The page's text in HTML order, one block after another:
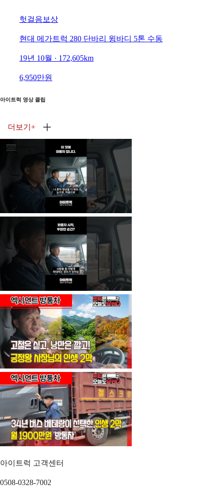
헛걸음보상
현대 메가트럭 280 단바리 윙바디 5톤 수동
19년 10월 · 172,605km
6,950만원
아이트럭 영상 클립
더보기 +
아이트럭 고객센터
0508-0328-7002